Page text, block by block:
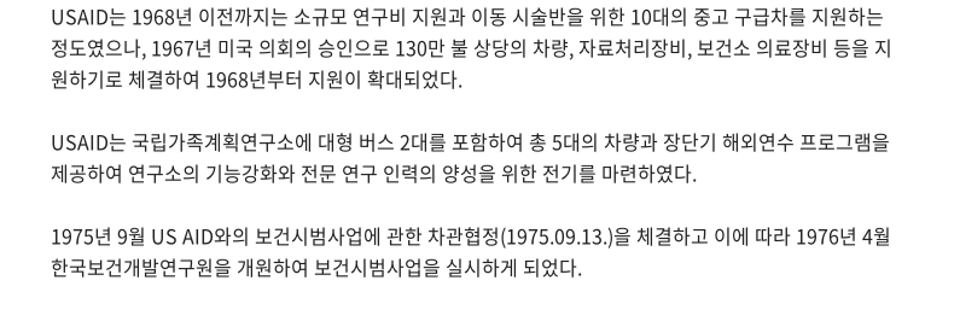
USAID는 1968년 이전까지는 소규모 연구비 지원과 이동 시술반을 위한 10대의 중고 구급차를 지원하는
정도였으나, 1967년 미국 의회의 승인으로 130만 불 상당의 차량, 자료처리장비, 보건소 의료장비 등을 지
원하기로 체결하여 1968년부터 지원이 확대되었다.
USAID는 국립가족계획연구소에 대형 버스 2대를 포함하여 총 5대의 차량과 장단기 해외연수 프로그램을
제공하여 연구소의 기능강화와 전문 연구 인력의 양성을 위한 전기를 마련하였다.
1975년 9월 US AID와의 보건시범사업에 관한 차관협정(1975.09.13.)을 체결하고 이에 따라 1976년 4월
한국보건개발연구원을 개원하여 보건시범사업을 실시하게 되었다.